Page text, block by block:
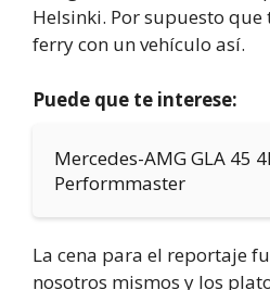
Helsinki. Por supuesto
ferry con un vehículo así.
Puede que te interese:
Mercedes-AMG GLA 45
Performmaster
La cena para el reportaje
nosotros mismos y los